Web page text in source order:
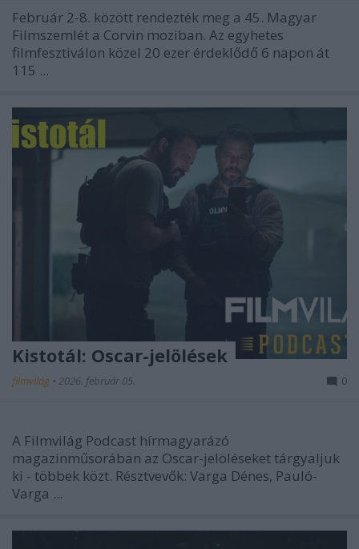
Február 2-8. között rendezték meg a 45. Magyar
Filmszemlét a Corvin moziban. Az egyhetes
filmfesztiválon közel 20 ezer érdeklődő 6 napon át
115 ...
Kistotál: Oscar-jelölések
filmvilág • 2026. február 05. 0
A Filmvilág Podcast hírmagyarázó
magazinműsorában az Oscar-jelöléseket tárgyaljuk
ki - többek közt. Résztvevők: Varga Dénes, Pauló-
Varga ...